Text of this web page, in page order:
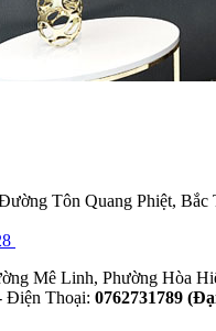
Tôn Quang Phiệt, Bắc
Mê Linh, Phường Hòa
Điện Thoại: 0762731789